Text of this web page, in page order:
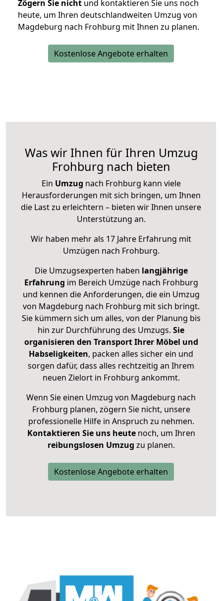
Zögern Sie nicht und kontaktieren Sie uns noch
heute, um Ihren deutschlandweiten Umzug von
Magdeburg nach Frohburg mit Ihnen zu planen.
Kostenlose Angebote erhalten
Was wir Ihnen für Ihren Umzug
Frohburg nach bieten
Ein Umzug nach Frohburg kann viele
Herausforderungen mit sich bringen, um Ihnen
die Last zu erleichtern – bieten wir Ihnen unsere
Unterstützung an.
Wir haben mehr als 17 Jahre Erfahrung mit
Umzügen nach Frohburg.
Die Umzugsexperten haben langjährige
Erfahrung im Bereich Umzüge nach Frohburg
und kennen die Anforderungen, die ein Umzug
von Magdeburg nach Frohburg mit sich bringt.
Sie kümmern sich um alles, von der Planung bis
hin zur Durchführung des Umzugs. Sie
organisieren den Transport Ihrer Möbel und
Habseligkeiten, packen alles sicher ein und
sorgen dafür, dass alles rechtzeitig an Ihrem
neuen Zielort in Frohburg ankommt.
Wenn Sie einen Umzug von Magdeburg nach
Frohburg planen, zögern Sie nicht, unsere
professionelle Hilfe in Anspruch zu nehmen.
Kontaktieren Sie uns heutenoch, um Ihren
reibungslosen Umzug zu planen.
Kostenlose Angebote erhalten